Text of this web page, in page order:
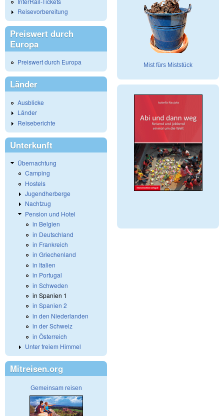
Reisevorbereitung
Preiswert durch
Europa
Preiswert durch Europa
Länder
Ausblicke
Länder
Reiseberichte
Unterkunft
Übernachtung
Camping
Hostels
Jugendherberge
Nachtzug
Pension und Hotel
in Belgien
in Deutschland
in Frankreich
in Griechenland
in Italien
in Portugal
in Schweden
in Spanien 1
in Spanien 2
in den Niederlanden
in der Schweiz
in Österreich
Unter freiem Himmel
Mitreisen.org
Gemeinsam reisen
Mist fürs Miststück